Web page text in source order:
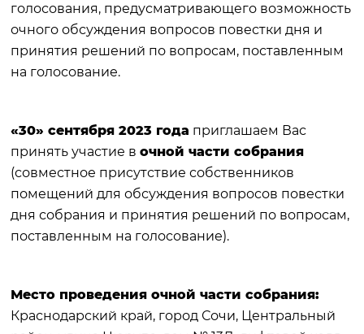
голосования, предусматривающего возможность
очного обсуждения вопросов повестки дня и
принятия решений по вопросам, поставленным
на голосование.
«30» сентября 2023 года приглашаем Вас
принять участие в очной части собрания
(совместное присутствие собственников
помещений для обсуждения вопросов повестки
дня собрания и принятия решений по вопросам,
поставленным на голосование).
Место проведения очной части собрания:
Краснодарский край, город Сочи, Центральный